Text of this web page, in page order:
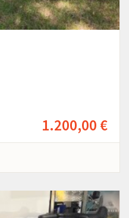
1.200,00 €